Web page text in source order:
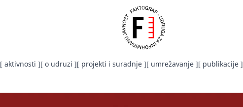
[ aktivnosti ][ o udruzi ][ projekti i suradnje ][ umrežavanje ][ publikacije ]